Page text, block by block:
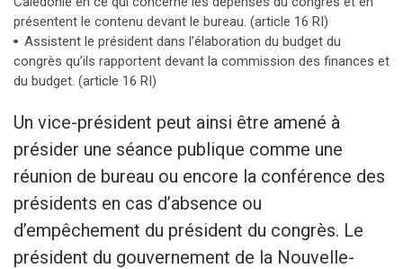
présentent le contenu devant le bureau. (article 16 RI)
Assistent le président dans l’élaboration du budget du
congrès qu’ils rapportent devant la commission des finances et
du budget. (article 16 RI)
Un vice-président peut ainsi être amené à
présider une séance publique comme une
réunion de bureau ou encore la conférence des
présidents en cas d’absence ou
d’empêchement du président du congrès. Le
président du gouvernement de la Nouvelle-